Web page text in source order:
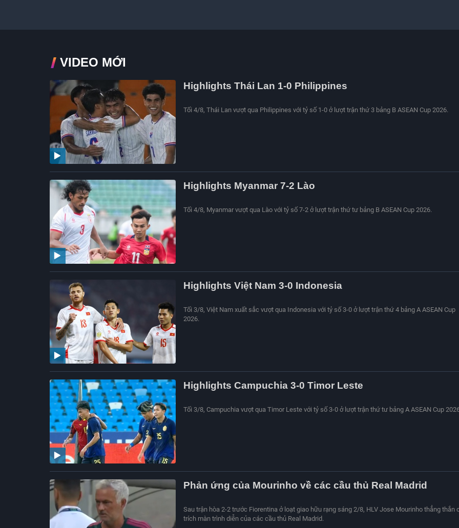
VIDEO MỚI
Highlights Thái Lan 1-0 Philippines
Tối 4/8, Thái Lan vượt qua Philippines với tỷ số 1-0 ở lượt trận thứ 3 bảng B ASEAN Cup 2026.
Highlights Myanmar 7-2 Lào
Tối 4/8, Myanmar vượt qua Lào với tỷ số 7-2 ở lượt trận thứ tư bảng B ASEAN Cup 2026.
Highlights Việt Nam 3-0 Indonesia
Tối 3/8, Việt Nam xuất sắc vượt qua Indonesia với tỷ số 3-0 ở lượt trận thứ 4 bảng A ASEAN Cup
2026.
Highlights Campuchia 3-0 Timor Leste
Tối 3/8, Campuchia vượt qua Timor Leste với tỷ số 3-0 ở lượt trận thứ tư bảng A ASEAN Cup
Phản ứng của Mourinho về các cầu thủ Real Madrid
Sau trận hòa 2-2 trước Fiorentina ở loạt giao hữu rạng sáng 2/8, HLV Jose Mourinho thẳng thắn
trích màn trình diễn của các cầu thủ Real Madrid.